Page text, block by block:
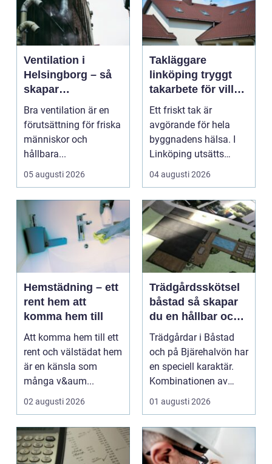
Ventilation i
Helsingborg – så
skapar
fastighetsägare
friskare och mer
energieffektiva
byggnader
Bra ventilation är en
förutsättning för friska
människor och
hållbara...
05 augusti 2026
Takläggare
linköping tryggt
takarbete för villa,
brf och företag
Ett friskt tak är
avgörande för hela
byggnadens hälsa. I
Linköping utsätts
taken för stora
temperatu...
04 augusti 2026
Hemstädning – ett
rent hem att
komma hem till
Att komma hem till ett
rent och välstädat hem
är en känsla som
många v&aum...
02 augusti 2026
Trädgårdsskötsel
båstad så skapar
du en hållbar och
vacker trädgård på
bjäre
Trädgårdar i Båstad
och på Bjärehalvön har
en speciell karaktär.
Kombinationen av
närheten till have...
01 augusti 2026